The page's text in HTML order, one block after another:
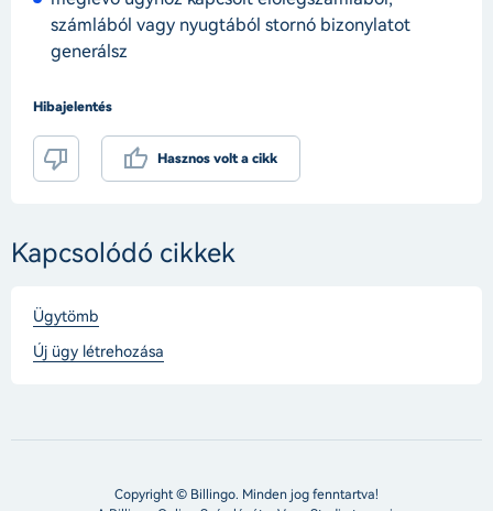
számlából vagy nyugtából stornó bizonylatot
generálsz
Hibajelentés
Hasznos volt a cikk
Kapcsolódó cikkek
Ügytömb
Új ügy létrehozása
Copyright © Billingo. Minden jog fenntartva!